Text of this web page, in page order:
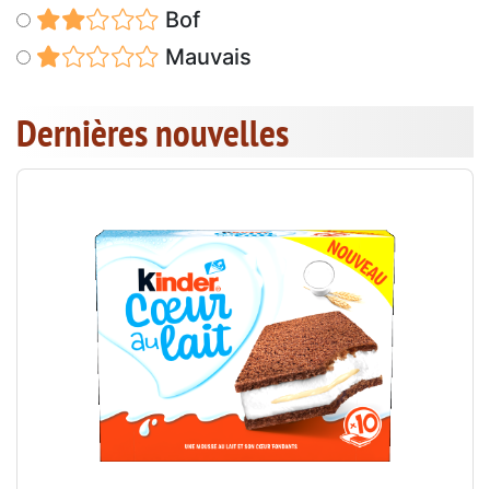
Bof
Mauvais
Dernières nouvelles